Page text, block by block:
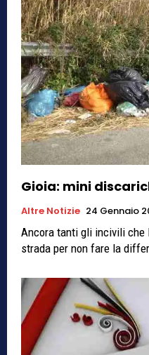
Gioia: mini
Altre Notizie 24 Gennaio
Ancora tanti gli incivili che
strada per non fare la